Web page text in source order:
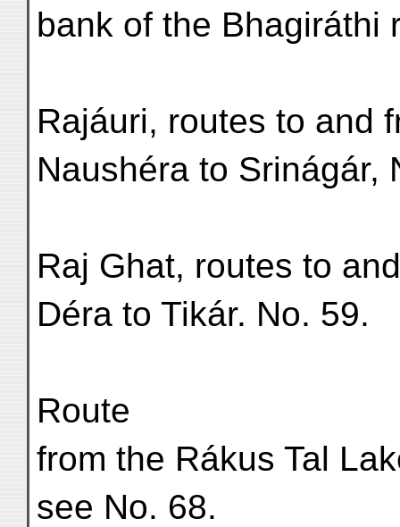
bank of the Bhagiráthi
Rajáuri, routes to and
Naushéra to Srinágár,
Raj Ghat, routes to
Déra to Tikár. No. 59.
Route
from the Rákus Tal
see No. 68.